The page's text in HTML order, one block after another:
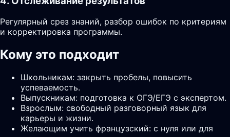
Регулярный срез знаний, разбор ошибок по критериям
и корректировка программы.
Кому это подходит
Школьникам: закрыть пробелы, повысить
успеваемость.
Выпускникам: подготовка к ОГЭ/ЕГЭ с экспертом.
Взрослым: свободный разговорный язык для
карьеры и жизни.
Желающим учить французский: с нуля или для